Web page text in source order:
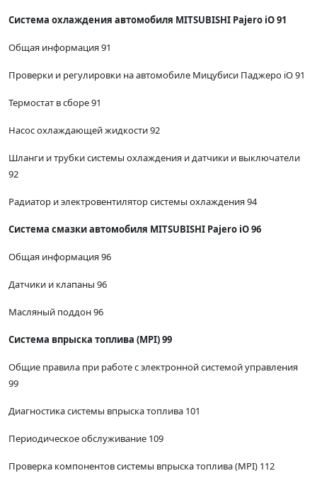
Система охлаждения автомобиля MITSUBISHI Pajero iO 91
Общая информация 91
Проверки и регулировки на автомобиле Мицубиси Паджеро iO 91
Термостат в сборе 91
Насос охлаждающей жидкости 92
Шланги и трубки системы охлаждения и датчики и выключатели
92
Радиатор и электровентилятор системы охлаждения 94
Система смазки автомобиля MITSUBISHI Pajero iO 96
Общая информация 96
Датчики и клапаны 96
Масляный поддон 96
Система впрыска топлива (MPI) 99
Общие правила при работе с электронной системой управления
99
Диагностика системы впрыска топлива 101
Периодическое обслуживание 109
Проверка компонентов системы впрыска топлива (MPI) 112